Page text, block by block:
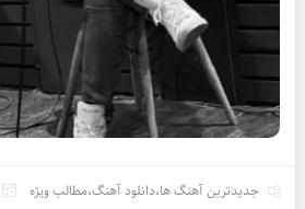
جدیدترین آهنگ ها،دانلود آهنگ،مطالب ویژه